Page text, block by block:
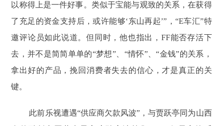
以称得上是一件好事。类似于宝能与观致的关系，在获得
了充足的资金支持后，或许能够‘东山再起’”，“E车汇”特
邀评论员如此说道。但同时，他也指出，FF能否存活下
去，并不是简简单单的“梦想”、“情怀”、“金钱”的关系，
拿出好的产品，挽回消费者失去的信心，才是真正的关
键。
此前乐视遭遇“供应商欠款风波”，与贾跃亭同为山西